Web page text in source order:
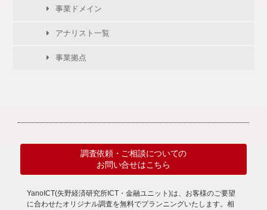
事業ドメイン
アナリスト一覧
事業拠点
調査依頼・ご相談についての
お問い合せはこちら
YanoICT(矢野経済研究所ICT・金融ユニット)は、お客様のご要望
に合わせたオリジナル調査を無料でプランニングいたします。相